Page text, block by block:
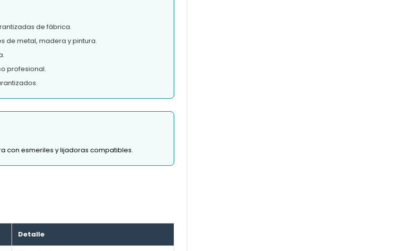
de fábrica.
de metal, madera y pintura.
profesional.
con esmeriles y lijadoras compatibles.
Detalle